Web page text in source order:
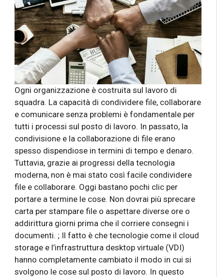
Ogni organizzazione è costruita sul lavoro di
squadra. La capacità di condividere file, collaborare
e comunicare senza problemi è fondamentale per
tutti i processi sul posto di lavoro. In passato, la
condivisione e la collaborazione di file erano
spesso dispendiose in termini di tempo e denaro.
Tuttavia, grazie ai progressi della tecnologia
moderna, non è mai stato così facile condividere
file e collaborare. Oggi bastano pochi clic per
portare a termine le cose. Non dovrai più sprecare
carta per stampare file o aspettare diverse ore o
addirittura giorni prima che il corriere consegni i
documenti. ; Il fatto è che tecnologie come il cloud
storage e l’infrastruttura desktop virtuale (VDI)
hanno completamente cambiato il modo in cui si
svolgono le cose sul posto di lavoro. In questo